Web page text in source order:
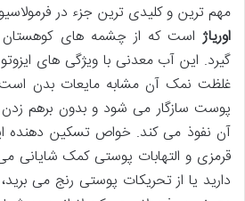
مهم ترین و کلیدی ترین جزء در
اوریاژ است که از چشمه های
گیرد. این آب معدنی با ویژگی های
غلظت نمک آن مشابه مایعات بدن
پوست سازگار می شود و بدون برهم
آن نفوذ می کند. خواص تسکین دهنده
قرمزی و التهابات پوستی کمک
دارید یا از تحریکات پوستی رنج می